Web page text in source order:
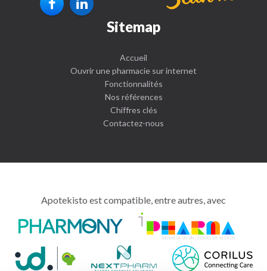
Sitemap
Accueil
Ouvrir une pharmacie sur internet
Fonctionnalités
Nos références
Chiffres clés
Contactez-nous
Apotekisto est compatible, entre autres, avec